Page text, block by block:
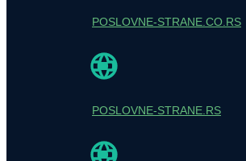
POSLOVNE-STRANE.CO.RS
POSLOVNE-STRANE.RS